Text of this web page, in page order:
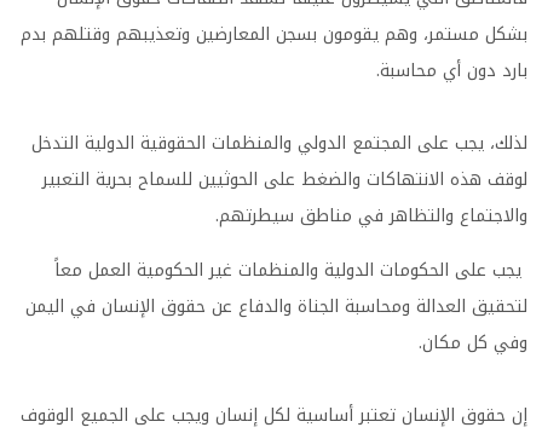
بشكل مستمر، وهم يقومون بسجن المعارضين وتعذيبهم وقتلهم بدم
بارد دون أي محاسبة.
لذلك، يجب على المجتمع الدولي والمنظمات الحقوقية الدولية التدخل
لوقف هذه الانتهاكات والضغط على الحوثيين للسماح بحرية التعبير
والاجتماع والتظاهر في مناطق سيطرتهم.
يجب على الحكومات الدولية والمنظمات غير الحكومية العمل معاً
لتحقيق العدالة ومحاسبة الجناة والدفاع عن حقوق الإنسان في اليمن
وفي كل مكان.
إن حقوق الإنسان تعتبر أساسية لكل إنسان ويجب على الجميع الوقوف